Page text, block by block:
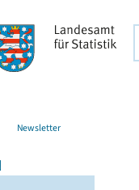
Newsletter